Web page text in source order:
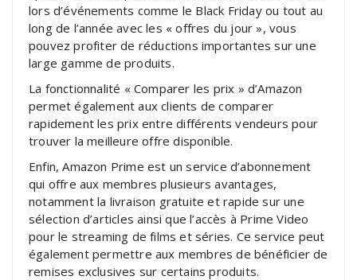
lors d’événements comme le Black Friday ou tout au
long de l’année avec les « offres du jour », vous
pouvez profiter de réductions importantes sur une
large gamme de produits.
La fonctionnalité « Comparer les prix » d’Amazon
permet également aux clients de comparer
rapidement les prix entre différents vendeurs pour
trouver la meilleure offre disponible.
Enfin, Amazon Prime est un service d’abonnement
qui offre aux membres plusieurs avantages,
notamment la livraison gratuite et rapide sur une
sélection d’articles ainsi que l’accès à Prime Video
pour le streaming de films et séries. Ce service peut
également permettre aux membres de bénéficier de
remises exclusives sur certains produits.